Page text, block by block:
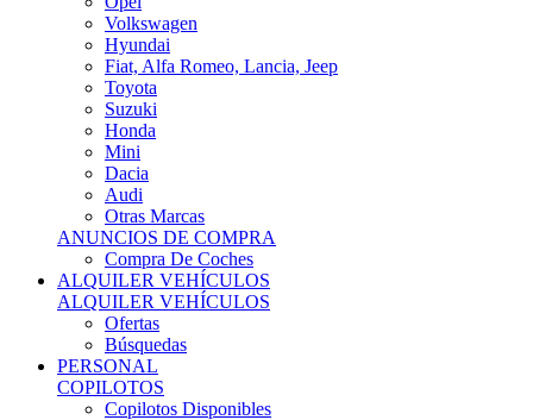
Volkswagen
Hyundai
Fiat, Alfa Romeo, Lancia, Jeep
Toyota
Suzuki
Honda
Mini
Dacia
Audi
Otras Marcas
ANUNCIOS DE COMPRA
Compra De Coches
ALQUILER VEHÍCULOS
ALQUILER VEHÍCULOS
Ofertas
Búsquedas
PERSONAL
COPILOTOS
Copilotos Disponibles